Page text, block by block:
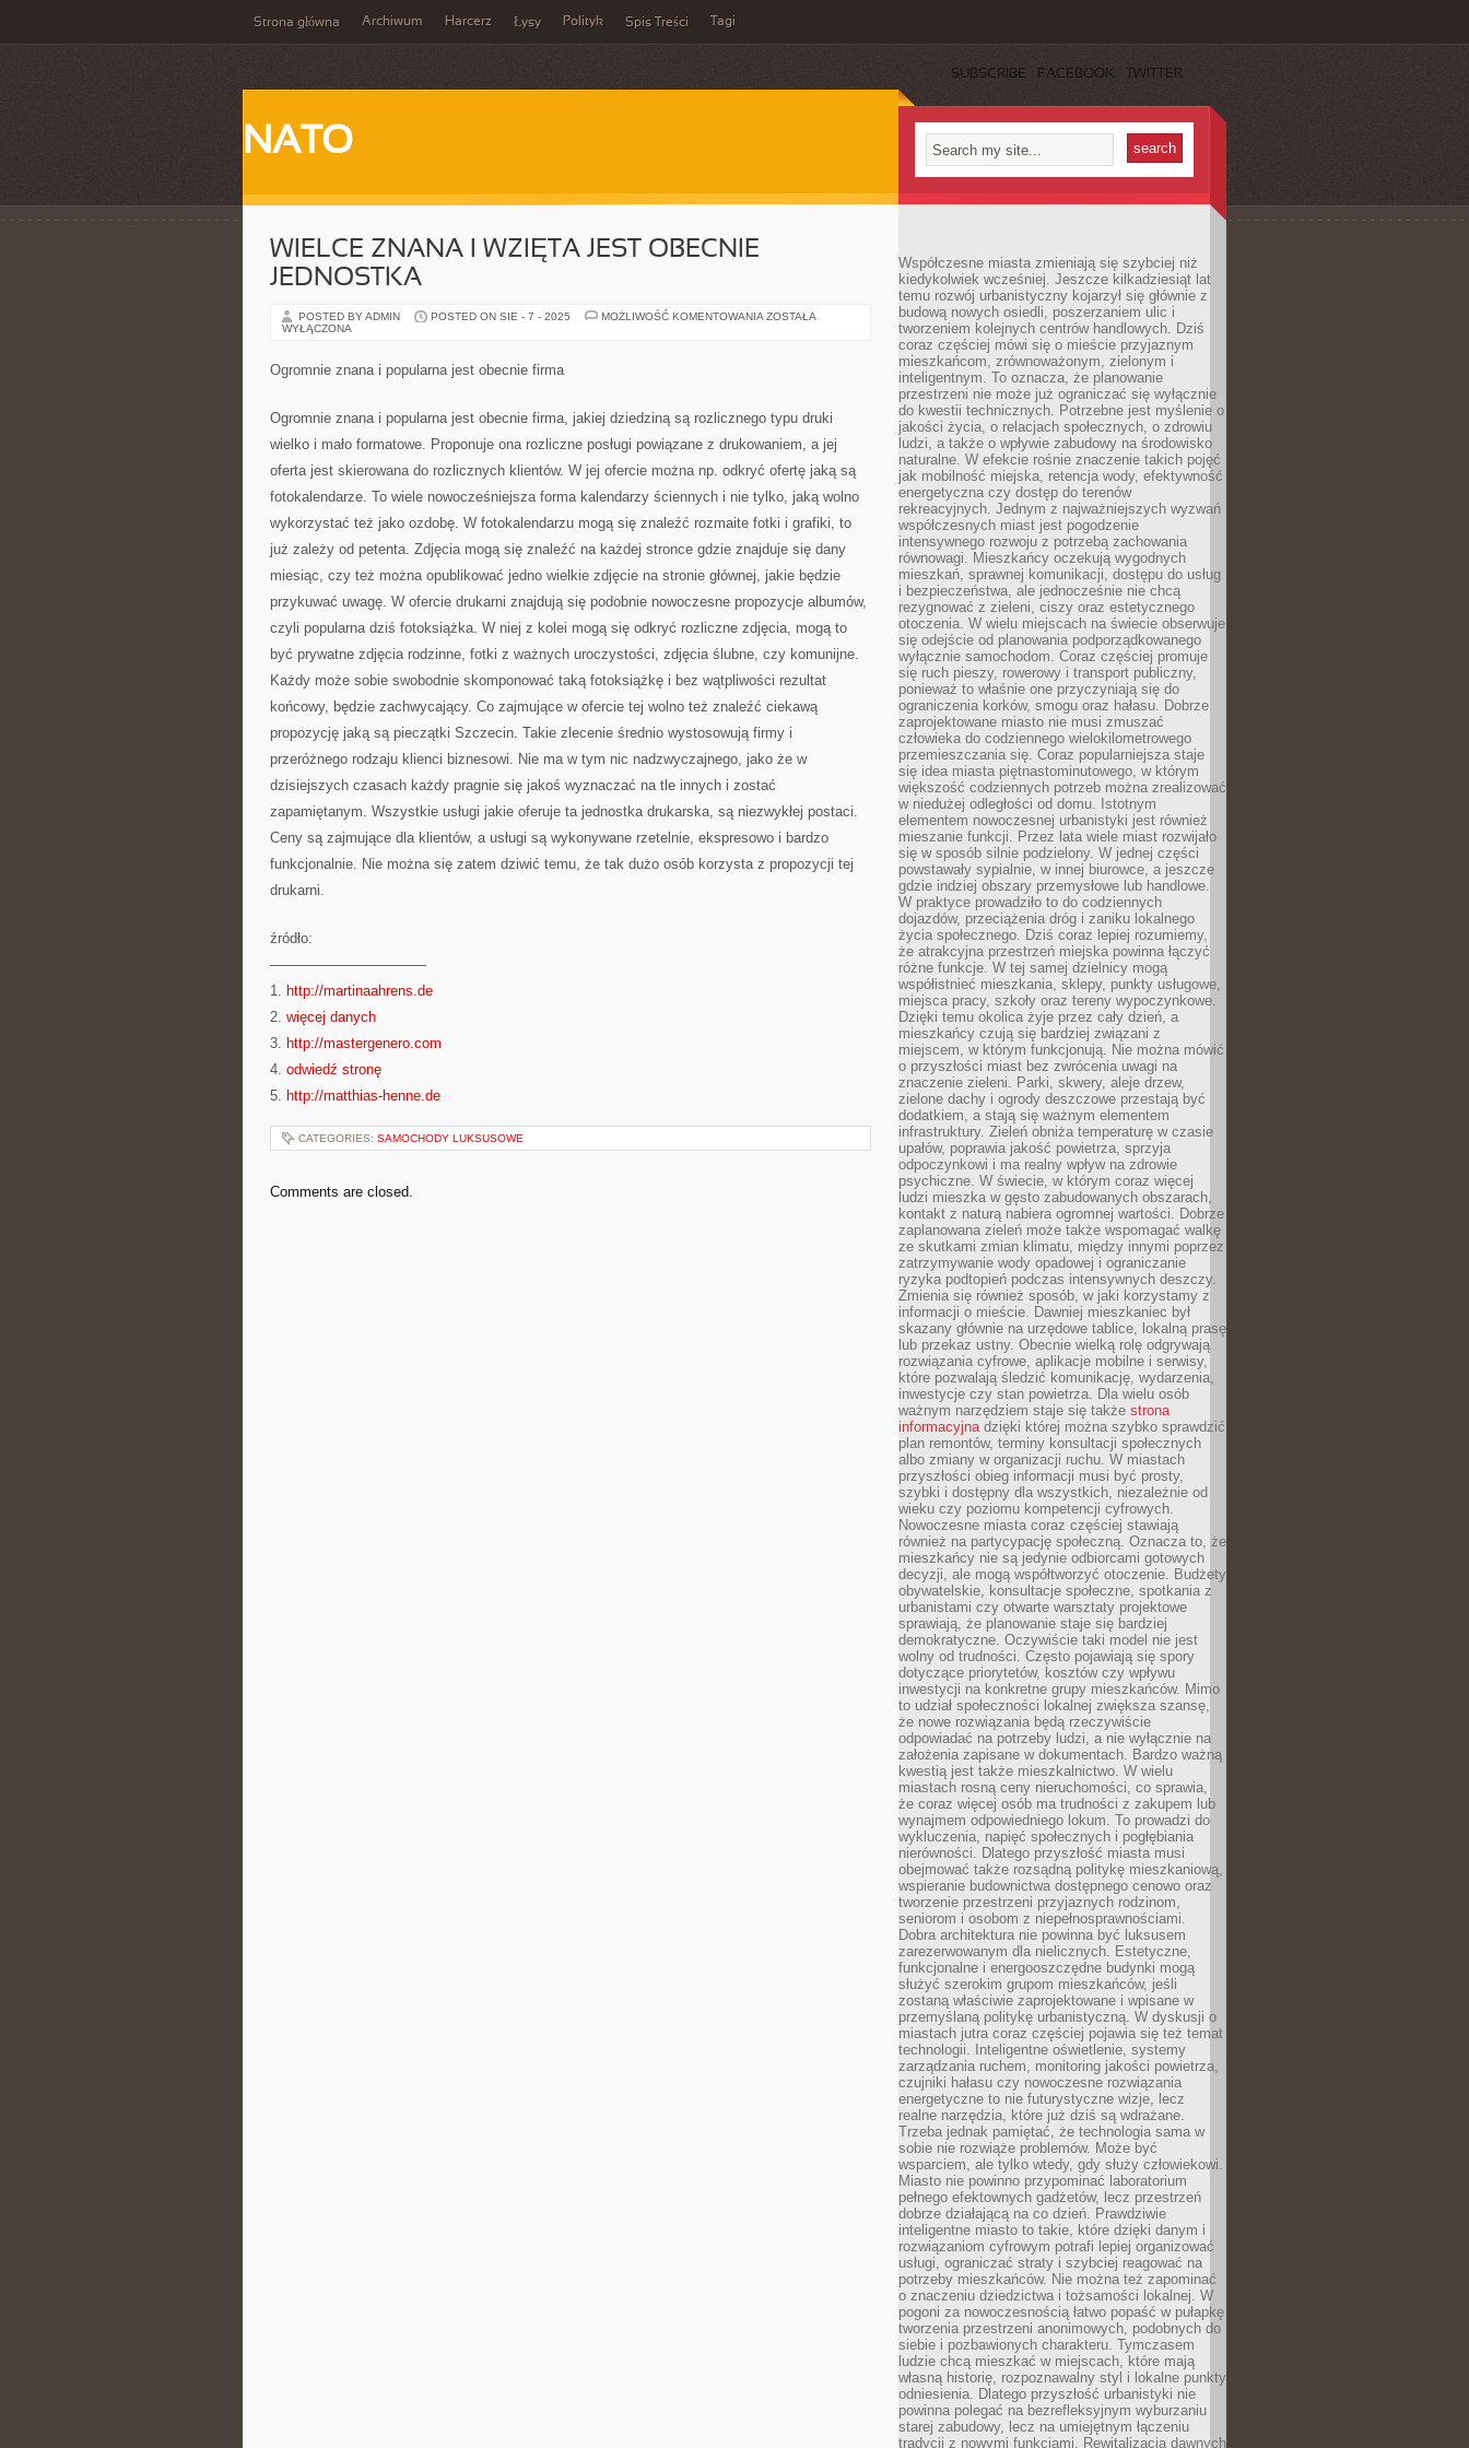
Strona główna Archiwum Harcerz Łysy Polityk Spis Treści Tagi
SUBSCRIBE FACEBOOK TWITTER
NATO
WIELCE ZNANA I WZIĘTA JEST OBECNIE
JEDNOSTKA
POSTED BY ADMIN POSTED ON SIE - 7 - 2025 MOŻLIWOŚĆ KOMENTOWANIA WIELCE
ZOSTAŁA
WYŁĄCZONA
Ogromnie znana i popularna jest obecnie firma
Ogromnie znana i popularna jest obecnie firma, jakiej dziedziną są rozlicznego typu druki
wielko i mało formatowe. Proponuje ona rozliczne posługi powiązane z drukowaniem, a jej
oferta jest skierowana do rozlicznych klientów. W jej ofercie można np. odkryć ofertę jaką są
fotokalendarze. To wiele nowocześniejsza forma kalendarzy ściennych i nie tylko, jaką wolno
wykorzystać też jako ozdobę. W fotokalendarzu mogą się znaleźć rozmaite fotki i grafiki, to
już zależy od petenta. Zdjęcia mogą się znaleźć na każdej stronce gdzie znajduje się dany
miesiąc, czy też można opublikować jedno wielkie zdjęcie na stronie głównej, jakie będzie
przykuwać uwagę. W ofercie drukarni znajdują się podobnie nowoczesne propozycje albumów,
czyli popularna dziś fotoksiążka. W niej z kolei mogą się odkryć rozliczne zdjęcia, mogą to
być prywatne zdjęcia rodzinne, fotki z ważnych uroczystości, zdjęcia ślubne, czy komunijne.
Każdy może sobie swobodnie skomponować taką fotoksiążkę i bez wątpliwości rezultat
końcowy, będzie zachwycający. Co zajmujące w ofercie tej wolno też znaleźć ciekawą
propozycję jaką są pieczątki Szczecin. Takie zlecenie średnio wystosowują firmy i
przeróżnego rodzaju klienci biznesowi. Nie ma w tym nic nadzwyczajnego, jako że w
dzisiejszych czasach każdy pragnie się jakoś wyznaczać na tle innych i zostać
zapamiętanym. Wszystkie usługi jakie oferuje ta jednostka drukarska, są niezwykłej postaci.
Ceny są zajmujące dla klientów, a usługi są wykonywane rzetelnie, ekspresowo i bardzo
funkcjonalnie. Nie można się zatem dziwić temu, że tak dużo osób korzysta z propozycji tej
drukarni.
źródło:
———————————
1. http://martinaahrens.de
2. więcej danych
3. http://mastergenero.com
4. odwiedź stronę
5. http://matthias-henne.de
CATEGORIES: SAMOCHODY LUKSUSOWE
Comments are closed.
Współczesne miasta zmieniają się szybciej niż
kiedykolwiek wcześniej. Jeszcze kilkadziesiąt lat
temu rozwój urbanistyczny kojarzył się głównie z
budową nowych osiedli, poszerzaniem ulic i
tworzeniem kolejnych centrów handlowych. Dziś
coraz częściej mówi się o mieście przyjaznym
mieszkańcom, zrównoważonym, zielonym i
inteligentnym. To oznacza, że planowanie
przestrzeni nie może już ograniczać się wyłącznie
do kwestii technicznych. Potrzebne jest myślenie o
jakości życia, o relacjach społecznych, o zdrowiu
ludzi, a także o wpływie zabudowy na środowisko
naturalne. W efekcie rośnie znaczenie takich pojęć
jak mobilność miejska, retencja wody, efektywność
energetyczna czy dostęp do terenów
rekreacyjnych. Jednym z najważniejszych wyzwań
współczesnych miast jest pogodzenie
intensywnego rozwoju z potrzebą zachowania
równowagi. Mieszkańcy oczekują wygodnych
mieszkań, sprawnej komunikacji, dostępu do usług
i bezpieczeństwa, ale jednocześnie nie chcą
rezygnować z zieleni, ciszy oraz estetycznego
otoczenia. W wielu miejscach na świecie obserwuje
się odejście od planowania podporządkowanego
wyłącznie samochodom. Coraz częściej promuje
się ruch pieszy, rowerowy i transport publiczny,
ponieważ to właśnie one przyczyniają się do
ograniczenia korków, smogu oraz hałasu. Dobrze
zaprojektowane miasto nie musi zmuszać
człowieka do codziennego wielokilometrowego
przemieszczania się. Coraz popularniejsza staje
się idea miasta piętnastominutowego, w którym
większość codziennych potrzeb można zrealizować
w niedużej odległości od domu. Istotnym
elementem nowoczesnej urbanistyki jest również
mieszanie funkcji. Przez lata wiele miast rozwijało
się w sposób silnie podzielony. W jednej części
powstawały sypialnie, w innej biurowce, a jeszcze
gdzie indziej obszary przemysłowe lub handlowe.
W praktyce prowadziło to do codziennych
dojazdów, przeciążenia dróg i zaniku lokalnego
życia społecznego. Dziś coraz lepiej rozumiemy,
że atrakcyjna przestrzeń miejska powinna łączyć
różne funkcje. W tej samej dzielnicy mogą
współistnieć mieszkania, sklepy, punkty usługowe,
miejsca pracy, szkoły oraz tereny wypoczynkowe.
Dzięki temu okolica żyje przez cały dzień, a
mieszkańcy czują się bardziej związani z
miejscem, w którym funkcjonują. Nie można mówić
o przyszłości miast bez zwrócenia uwagi na
znaczenie zieleni. Parki, skwery, aleje drzew,
zielone dachy i ogrody deszczowe przestają być
dodatkiem, a stają się ważnym elementem
infrastruktury. Zieleń obniża temperaturę w czasie
upałów, poprawia jakość powietrza, sprzyja
odpoczynkowi i ma realny wpływ na zdrowie
psychiczne. W świecie, w którym coraz więcej
ludzi mieszka w gęsto zabudowanych obszarach,
kontakt z naturą nabiera ogromnej wartości. Dobrze
zaplanowana zieleń może także wspomagać walkę
ze skutkami zmian klimatu, między innymi poprzez
zatrzymywanie wody opadowej i ograniczanie
ryzyka podtopień podczas intensywnych deszczy.
Zmienia się również sposób, w jaki korzystamy z
informacji o mieście. Dawniej mieszkaniec był
skazany głównie na urzędowe tablice, lokalną prasę
lub przekaz ustny. Obecnie wielką rolę odgrywają
rozwiązania cyfrowe, aplikacje mobilne i serwisy,
które pozwalają śledzić komunikację, wydarzenia,
inwestycje czy stan powietrza. Dla wielu osób
ważnym narzędziem staje się także strona
informacyjnadzięki której można szybko sprawdzić
plan remontów, terminy konsultacji społecznych
albo zmiany w organizacji ruchu. W miastach
przyszłości obieg informacji musi być prosty,
szybki i dostępny dla wszystkich, niezależnie od
wieku czy poziomu kompetencji cyfrowych.
Nowoczesne miasta coraz częściej stawiają
również na partycypację społeczną. Oznacza to, że
mieszkańcy nie są jedynie odbiorcami gotowych
decyzji, ale mogą współtworzyć otoczenie. Budżety
obywatelskie, konsultacje społeczne, spotkania z
urbanistami czy otwarte warsztaty projektowe
sprawiają, że planowanie staje się bardziej
demokratyczne. Oczywiście taki model nie jest
wolny od trudności. Często pojawiają się spory
dotyczące priorytetów, kosztów czy wpływu
inwestycji na konkretne grupy mieszkańców. Mimo
to udział społeczności lokalnej zwiększa szansę,
że nowe rozwiązania będą rzeczywiście
odpowiadać na potrzeby ludzi, a nie wyłącznie na
założenia zapisane w dokumentach. Bardzo ważną
kwestią jest także mieszkalnictwo. W wielu
miastach rosną ceny nieruchomości, co sprawia,
że coraz więcej osób ma trudności z zakupem lub
wynajmem odpowiedniego lokum. To prowadzi do
wykluczenia, napięć społecznych i pogłębiania
nierówności. Dlatego przyszłość miasta musi
obejmować także rozsądną politykę mieszkaniową,
wspieranie budownictwa dostępnego cenowo oraz
tworzenie przestrzeni przyjaznych rodzinom,
seniorom i osobom z niepełnosprawnościami.
Dobra architektura nie powinna być luksusem
zarezerwowanym dla nielicznych. Estetyczne,
funkcjonalne i energooszczędne budynki mogą
służyć szerokim grupom mieszkańców, jeśli
zostaną właściwie zaprojektowane i wpisane w
przemyślaną politykę urbanistyczną. W dyskusji o
miastach jutra coraz częściej pojawia się też temat
technologii. Inteligentne oświetlenie, systemy
zarządzania ruchem, monitoring jakości powietrza,
czujniki hałasu czy nowoczesne rozwiązania
energetyczne to nie futurystyczne wizje, lecz
realne narzędzia, które już dziś są wdrażane.
Trzeba jednak pamiętać, że technologia sama w
sobie nie rozwiąże problemów. Może być
wsparciem, ale tylko wtedy, gdy służy człowiekowi.
Miasto nie powinno przypominać laboratorium
pełnego efektownych gadżetów, lecz przestrzeń
dobrze działającą na co dzień. Prawdziwie
inteligentne miasto to takie, które dzięki danym i
rozwiązaniom cyfrowym potrafi lepiej organizować
usługi, ograniczać straty i szybciej reagować na
potrzeby mieszkańców. Nie można też zapominać
o znaczeniu dziedzictwa i tożsamości lokalnej. W
pogoni za nowoczesnością łatwo popaść w pułapkę
tworzenia przestrzeni anonimowych, podobnych do
siebie i pozbawionych charakteru. Tymczasem
ludzie chcą mieszkać w miejscach, które mają
własną historię, rozpoznawalny styl i lokalne punkty
odniesienia. Dlatego przyszłość urbanistyki nie
powinna polegać na bezrefleksyjnym wyburzaniu
starej zabudowy, lecz na umiejętnym łączeniu
tradycji z nowymi funkcjami. Rewitalizacja dawnych